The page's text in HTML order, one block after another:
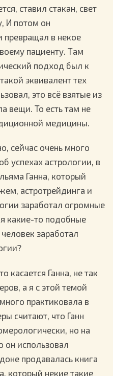
ставил стакан, свет
И потом он
превращал в некое
пациенту. Там
подход был к
эквивалент тех
это всё взятые из
вещи. То есть там не
медицины.
сейчас очень много
успехах астрологии, в
Ганна, который
астротрейдинга и
заработал огромные
какие-то подобные
заработал
касается Ганна, не так
а я с этой темой
практиковала в
считают, что Ганн
но на
он использовал
продавалась книга
который некие такие